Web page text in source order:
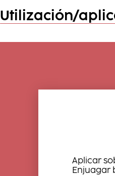
Utilización/
Aplicar
Enjuagar